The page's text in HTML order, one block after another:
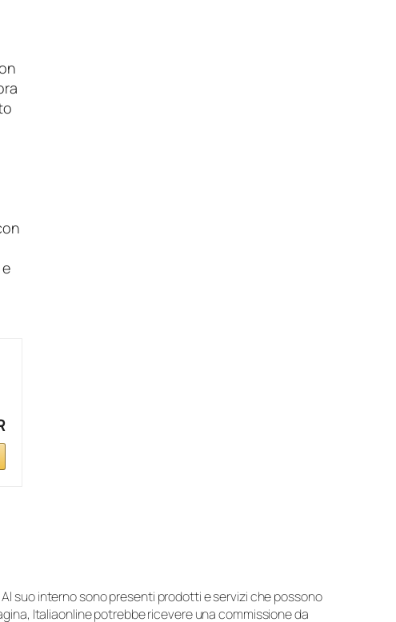
suo interno sono presenti prodotti e servizi che possono
Italiaonline potrebbe ricevere una commissione da